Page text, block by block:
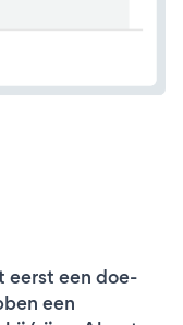
eerst een doe-
een